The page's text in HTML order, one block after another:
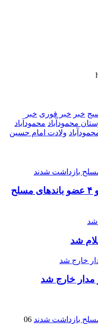
خبر خبر فوری خبر
محمودآباد محمودآباد
ولادت امام حسین
۲۱ عامل موساد و ۴ عضو باند‌های مسلح
شد
06